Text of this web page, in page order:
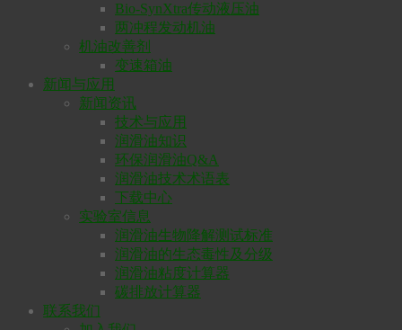
Bio-SynXtra传动液压油
两冲程发动机油
机油改善剂
变速箱油
新闻与应用
新闻资讯
技术与应用
润滑油知识
环保润滑油Q&A
润滑油技术术语表
下载中心
实验室信息
润滑油生物降解测试标准
润滑油的生态毒性及分级
润滑油粘度计算器
碳排放计算器
联系我们